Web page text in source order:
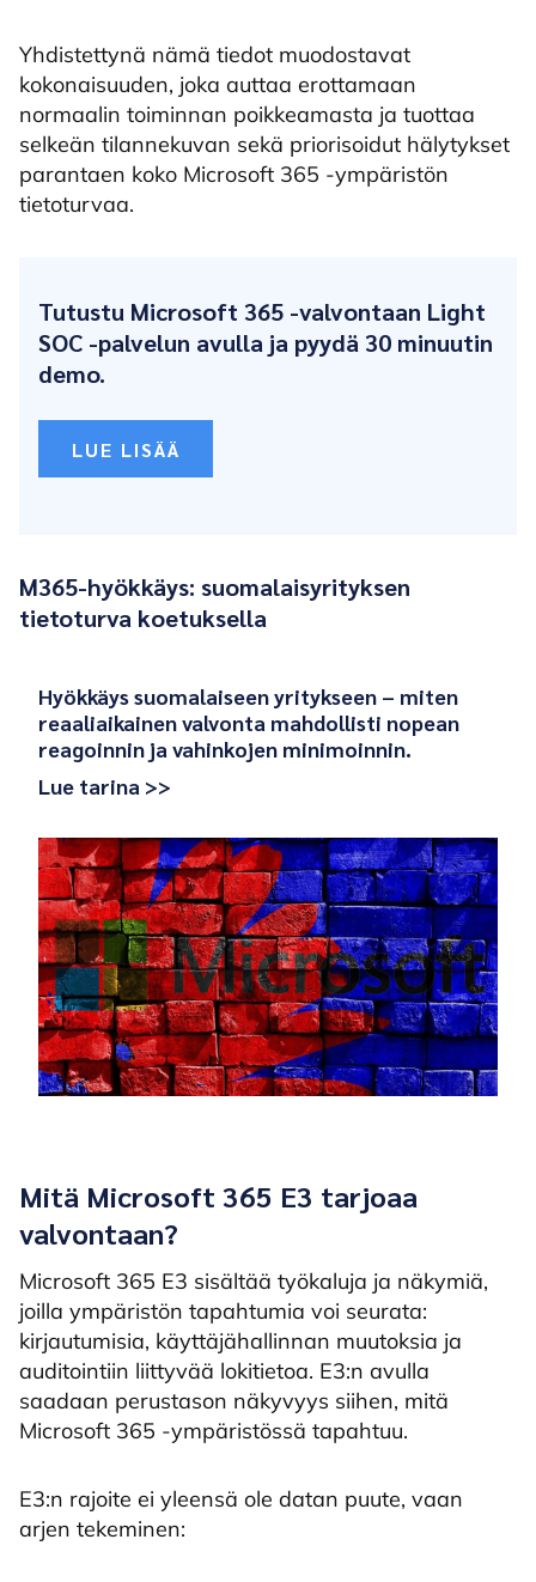
Yhdistettynä nämä tiedot muodostavat
kokonaisuuden, joka auttaa erottamaan
normaalin toiminnan poikkeamasta ja tuottaa
selkeän tilannekuvan sekä priorisoidut hälytykset
parantaen koko Microsoft 365 -ympäristön
tietoturvaa.
Tutustu Microsoft 365 -valvontaan Light
SOC -palvelun avulla ja pyydä 30 minuutin
demo.
LUE LISÄÄ
M365-hyökkäys: suomalaisyrityksen
tietoturva koetuksella
Hyökkäys suomalaiseen yritykseen – miten
reaaliaikainen valvonta mahdollisti nopean
reagoinnin ja vahinkojen minimoinnin.
Lue tarina >>
Mitä Microsoft 365 E3 tarjoaa
valvontaan?
Microsoft 365 E3 sisältää työkaluja ja näkymiä,
joilla ympäristön tapahtumia voi seurata:
kirjautumisia, käyttäjähallinnan muutoksia ja
auditointiin liittyvää lokitietoa. E3:n avulla
saadaan perustason näkyvyys siihen, mitä
Microsoft 365 -ympäristössä tapahtuu.
E3:n rajoite ei yleensä ole datan puute, vaan
arjen tekeminen: